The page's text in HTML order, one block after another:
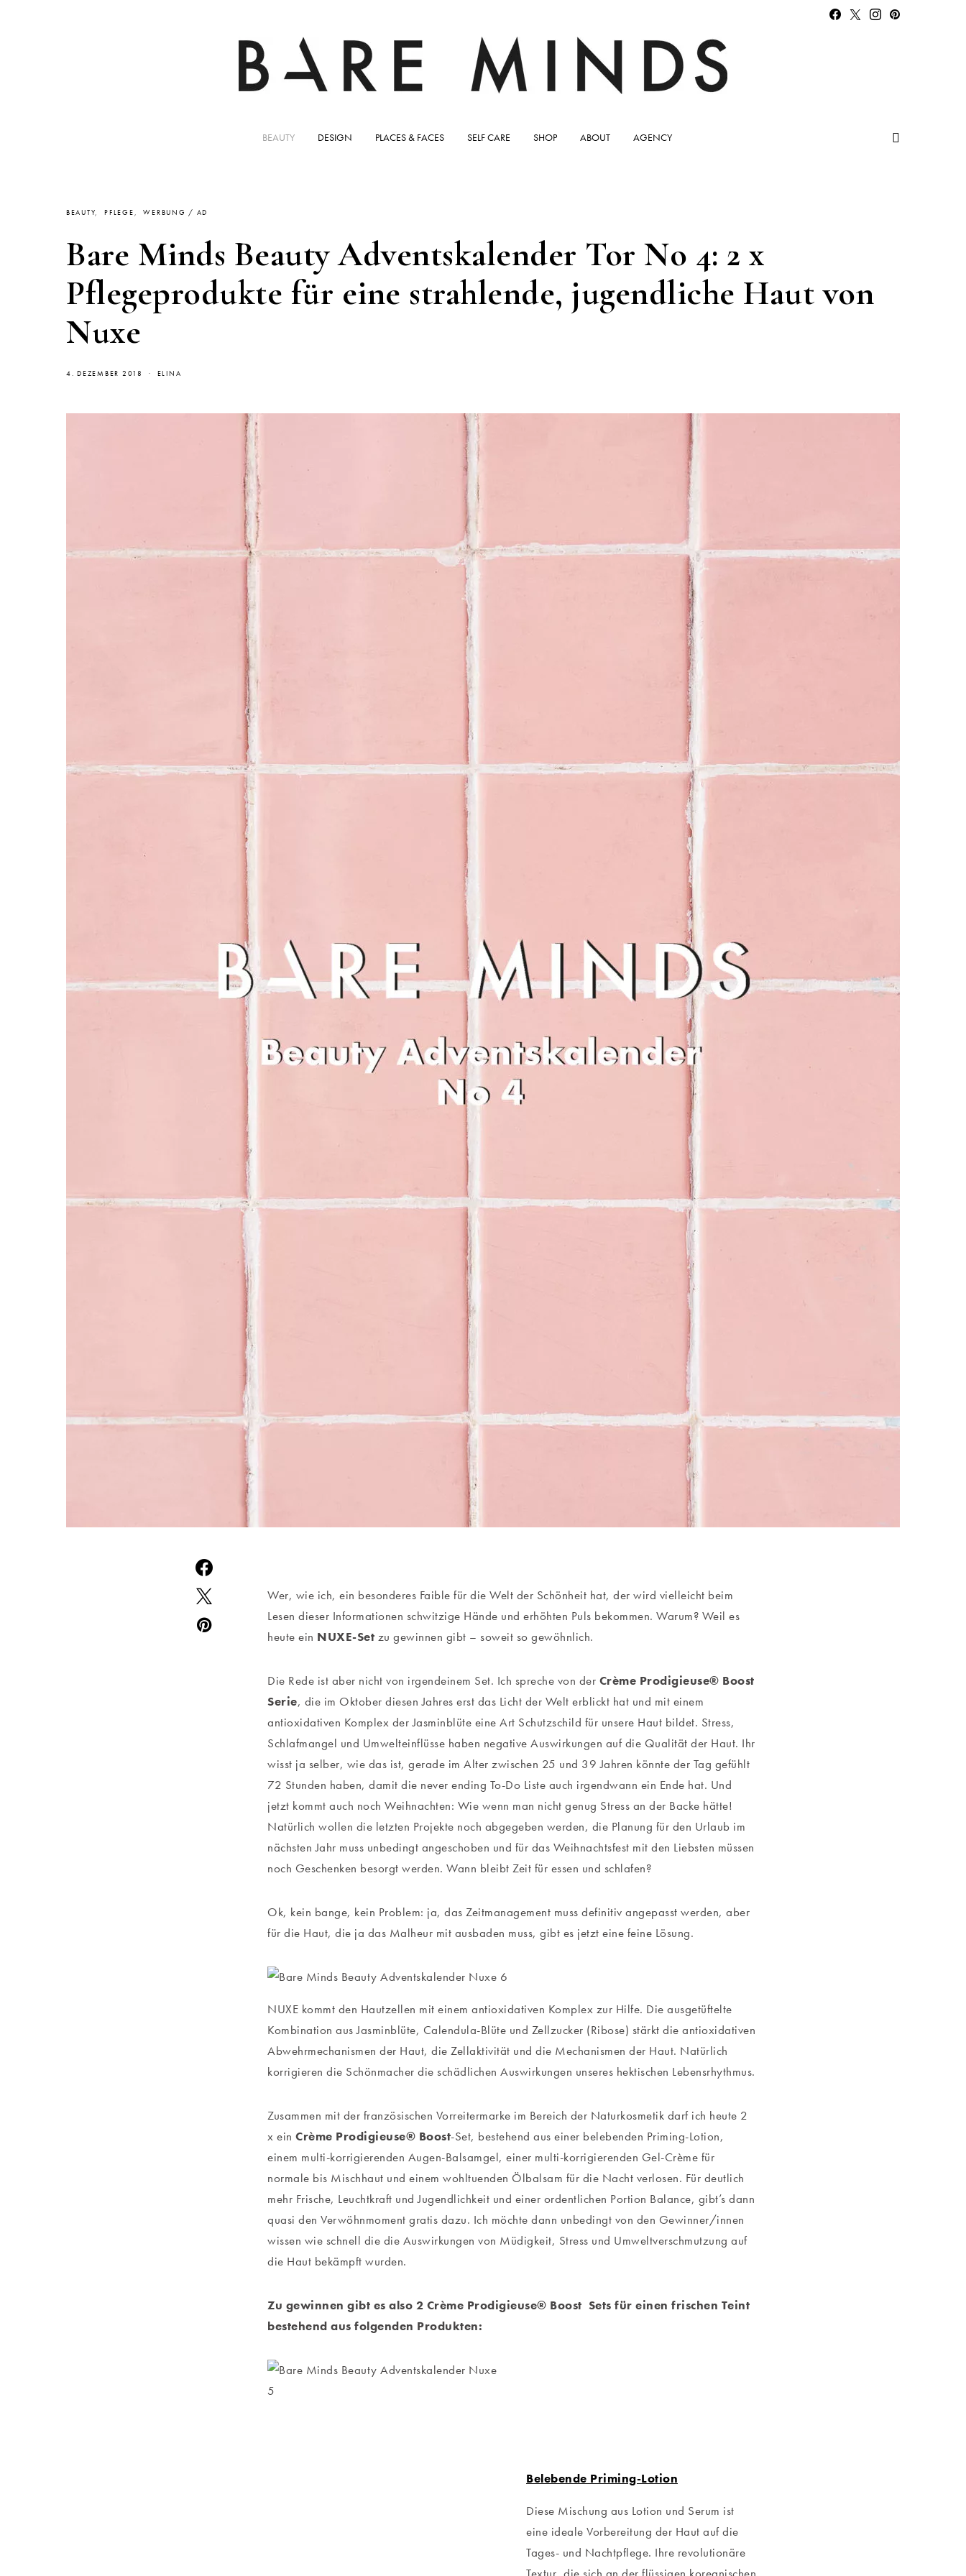
BEAUTY DESIGN PLACES & FACES SELF CARE SHOP ABOUT AGENCY
BEAUTY PFLEGE WERBUNG / AD
Bare Minds Beauty Adventskalender Tor No 4: 2 x
Pflegeprodukte für eine strahlende, jugendliche Haut von
Nuxe
4. DEZEMBER 2018 ELINA
Wer, wie ich, ein besonderes Faible für die Welt der Schönheit hat, der wird vielleicht beim
Lesen dieser Informationen schwitzige Hände und erhöhten Puls bekommen. Warum? Weil es
heute ein NUXE-Set zu gewinnen gibt – soweit so gewöhnlich.
Die Rede ist aber nicht von irgendeinem Set. Ich spreche von der Crème Prodigieuse® Boost
Serie, die im Oktober diesen Jahres erst das Licht der Welt erblickt hat und mit einem
antioxidativen Komplex der Jasminblüte eine Art Schutzschild für unsere Haut bildet. Stress,
Schlafmangel und Umwelteinflüsse haben negative Auswirkungen auf die Qualität der Haut. Ihr
wisst ja selber, wie das ist, gerade im Alter zwischen 25 und 39 Jahren könnte der Tag gefühlt
72 Stunden haben, damit die never ending To-Do Liste auch irgendwann ein Ende hat. Und
jetzt kommt auch noch Weihnachten: Wie wenn man nicht genug Stress an der Backe hätte!
Natürlich wollen die letzten Projekte noch abgegeben werden, die Planung für den Urlaub im
nächsten Jahr muss unbedingt angeschoben und für das Weihnachtsfest mit den Liebsten müssen
noch Geschenken besorgt werden. Wann bleibt Zeit für essen und schlafen?
Ok, kein bange, kein Problem: ja, das Zeitmanagement muss definitiv angepasst werden, aber
für die Haut, die ja das Malheur mit ausbaden muss, gibt es jetzt eine feine Lösung.
NUXE kommt den Hautzellen mit einem antioxidativen Komplex zur Hilfe. Die ausgetüftelte
Kombination aus Jasminblüte, Calendula-Blüte und Zellzucker (Ribose) stärkt die antioxidativen
Abwehrmechanismen der Haut, die Zellaktivität und die Mechanismen der Haut. Natürlich
korrigieren die Schönmacher die schädlichen Auswirkungen unseres hektischen Lebensrhythmus.
Zusammen mit der französischen Vorreitermarke im Bereich der Naturkosmetik darf ich heute 2
x ein Crème Prodigieuse® Boost-Set, bestehend aus einer belebenden Priming-Lotion,
einem multi-korrigierenden Augen-Balsamgel, einer multi-korrigierenden Gel-Crème für
normale bis Mischhaut und einem wohltuenden Ölbalsam für die Nacht verlosen. Für deutlich
mehr Frische, Leuchtkraft und Jugendlichkeit und einer ordentlichen Portion Balance, gibt’s dann
quasi den Verwöhnmoment gratis dazu. Ich möchte dann unbedingt von den Gewinner/innen
wissen wie schnell die die Auswirkungen von Müdigkeit, Stress und Umweltverschmutzung auf
die Haut bekämpft wurden.
Zu gewinnen gibt es also 2 Crème Prodigieuse® Boost Sets für einen frischen Teint
bestehend aus folgenden Produkten:
Belebende Priming-Lotion
Diese Mischung aus Lotion und Serum ist
eine ideale Vorbereitung der Haut auf die
Tages- und Nachtpflege. Ihre revolutionäre